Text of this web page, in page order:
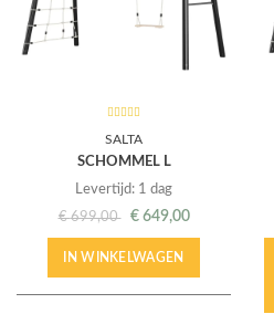
SALTA
SCHOMMEL L
Levertijd: 1 dag
€699,00 € 649,00
IN WINKELWAGEN